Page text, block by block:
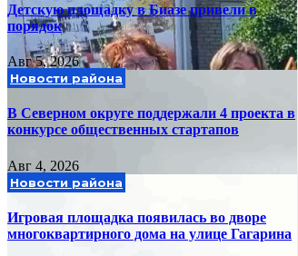
Детскую площадку в Биазе привели в
порядок
Авг 5, 2026
Новости района
В Северном округе поддержали 4 проекта в
конкурсе общественных стартапов
Авг 4, 2026
Новости района
Игровая площадка появилась во дворе
многоквартирного дома на улице Гагарина